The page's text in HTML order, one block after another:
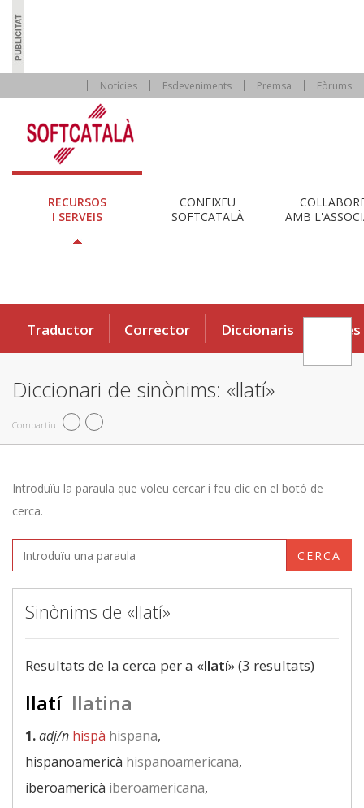
Notícies Esdeveniments Premsa Fòrums
RECURSOS
I SERVEIS
CONEIXEU
SOFTCATALÀ
AMB
Traductor Corrector Diccionaris Eines
Diccionari de sinònims: «llatí»
Compartiu
Introduïu la paraula que voleu cercar i feu clic en el botó de
cerca.
CERCA
Sinònims de «llatí»
Resultats de la cerca per a «llatí» (3 resultats)
llatí llatina
1.adj/n hispà hispana,
hispanoamericà hispanoamericana,
iberoamericà iberoamericana,